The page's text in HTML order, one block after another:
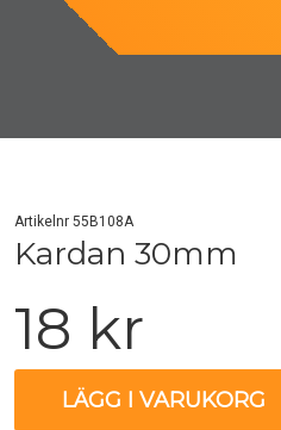
Artikelnr 55B108A
Kardan 30mm
18 kr
LÄGG I VARUKORG